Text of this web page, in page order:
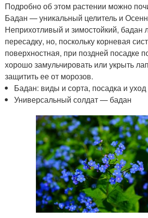
Подробно об этом растении можно
Бадан — уникальный целитель и
Неприхотливый и зимостойкий, бадан
пересадку, но, поскольку корневая
поверхностная, при поздней посадке
хорошо замульчировать или укрыть
защитить ее от морозов.
Бадан: виды и сорта, посадка и уход
Универсальный солдат — бадан